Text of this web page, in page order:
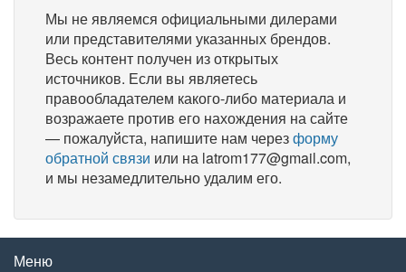
Мы не являемся официальными дилерами
или представителями указанных брендов.
Весь контент получен из открытых
источников. Если вы являетесь
правообладателем какого-либо материала и
возражаете против его нахождения на сайте
— пожалуйста, напишите нам черезформу
обратной связи или на latrom177@gmail.com,
и мы незамедлительно удалим его.
Меню